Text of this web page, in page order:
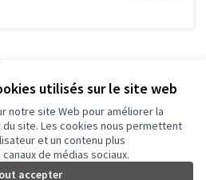
utilisés sur le site web
notre site Web pour améliorer la
site. Les cookies nous permettent
et un contenu plus
de médias sociaux.
accepter
sur Instagram